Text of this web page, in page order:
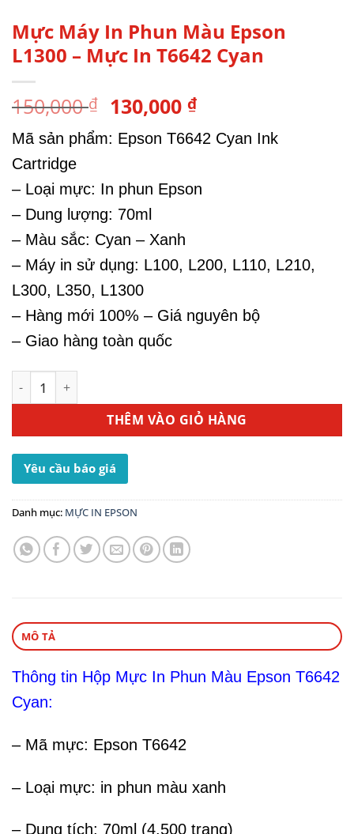
Mực Máy In Phun Màu Epson
L1300 – Mực In T6642 Cyan
150,000₫ Giá
là:
130,000 ₫Giá
tại
130,000 ₫.
Mã sản phẩm: Epson T6642 Cyan Ink
Cartridge
– Loại mực: In phun Epson
– Dung lượng: 70ml
– Màu sắc: Cyan – Xanh
– Máy in sử dụng: L100, L200, L110, L210,
L300, L350, L1300
– Hàng mới 100% – Giá nguyên bộ
– Giao hàng toàn quốc
Mực Máy In Phun Màu Epson L1300 - Mực In T6642 Cyan
THÊM VÀO GIỎ HÀNG
Yêu cầu báo giá
Danh mục: MỰC IN EPSON
MÔ TẢ
Thông tin Hộp Mực In Phun Màu Epson T6642
Cyan:
– Mã mực: Epson T6642
– Loại mực: in phun màu xanh
– Dung tích: 70ml (4.500 trang)